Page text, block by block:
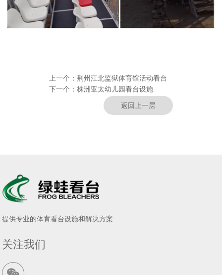
上一个： 荆州江北监狱体育馆活动看台
下一个： 株洲亚太幼儿园看台设施
返回上一层
提供专业的体育看台设施和解决方案
关注我们